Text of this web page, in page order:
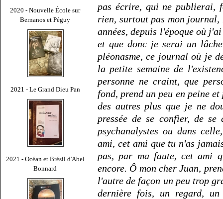
2020 - Nouvelle École sur
Bernanos et Péguy
2021 - Le Grand Dieu Pan
2021 - Océan et Brésil d'Abel
Bonnard
pas écrire, qui ne publierai,
rien, surtout pas mon journal,
années, depuis l'époque où
et que donc je serai un
pléonasme, ce journal où je
la petite semaine de
personne ne craint, que
fond, prend un peu en peine
des autres plus que je ne
pressée de se confier, de
psychanalystes ou dans
ami, cet ami que tu n'as
pas, par ma faute, cet ami
encore. Ô mon cher Juan,
l'autre de façon un peu trop
dernière fois, un regard,